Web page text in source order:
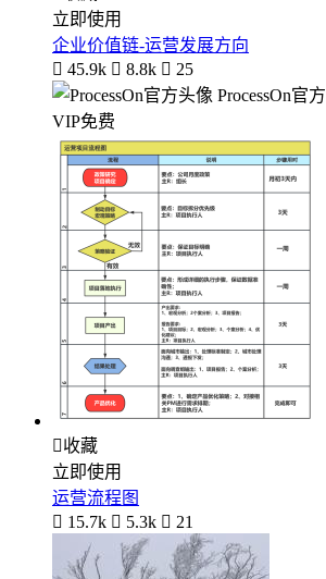
立即使用
企业价值链-运营发展方向
 45.9k  8.8k  25
ProcessOn官方
VIP免费
收藏
立即使用
运营流程图
 15.7k  5.3k  21